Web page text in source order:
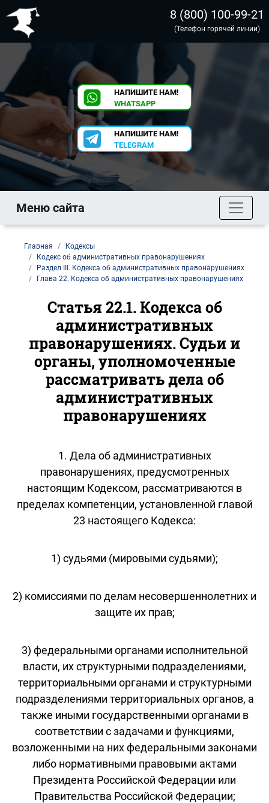
8 (800) 100-99-21
(Телефон горячей линии)
НАПИШИТЕ НАМ!
WHATSAPP
НАПИШИТЕ НАМ!
TELEGRAM
Меню сайта
Главная
Кодексы
Кодекс об административных правонарушениях
Раздел III. Кодекса об административных правонарушениях
Глава 22. Кодекса об административных правонарушениях
Статья 22.1. Кодекса об
административных
правонарушениях. Судьи и
органы, уполномоченные
рассматривать дела об
административных
правонарушениях
1. Дела об административных
правонарушениях, предусмотренных
настоящим Кодексом, рассматриваются в
пределах компетенции, установленной главой
23 настоящего Кодекса:
1) судьями (мировыми судьями);
2) комиссиями по делам несовершеннолетних и
защите их прав;
3) федеральными органами исполнительной
власти, их структурными подразделениями,
территориальными органами и структурными
подразделениями территориальных органов, а
также иными государственными органами в
соответствии с задачами и функциями,
возложенными на них федеральными законами
либо нормативными правовыми актами
Президента Российской Федерации или
Правительства Российской Федерации;